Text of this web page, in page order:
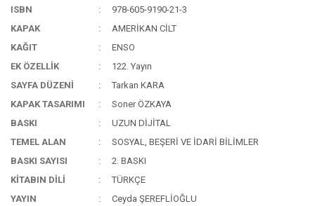
ISBN
978-605-9190-21-3
KAPAK
AMERİKAN CİLT
KAĞIT
ENSO
EK ÖZELLİK
122. Yayın
SAYFA DÜZENİ
Tarkan KARA
KAPAK TASARIMI
Soner ÖZKAYA
BASKI
UZUN DİJİTAL
TEMEL ALAN
SOSYAL, BEŞERİ VE İDARİ BİLİMLER
BASKI SAYISI
2. BASKI
KİTABIN DİLİ
TÜRKÇE
YAYIN
Ceyda ŞEREFLİOĞLU